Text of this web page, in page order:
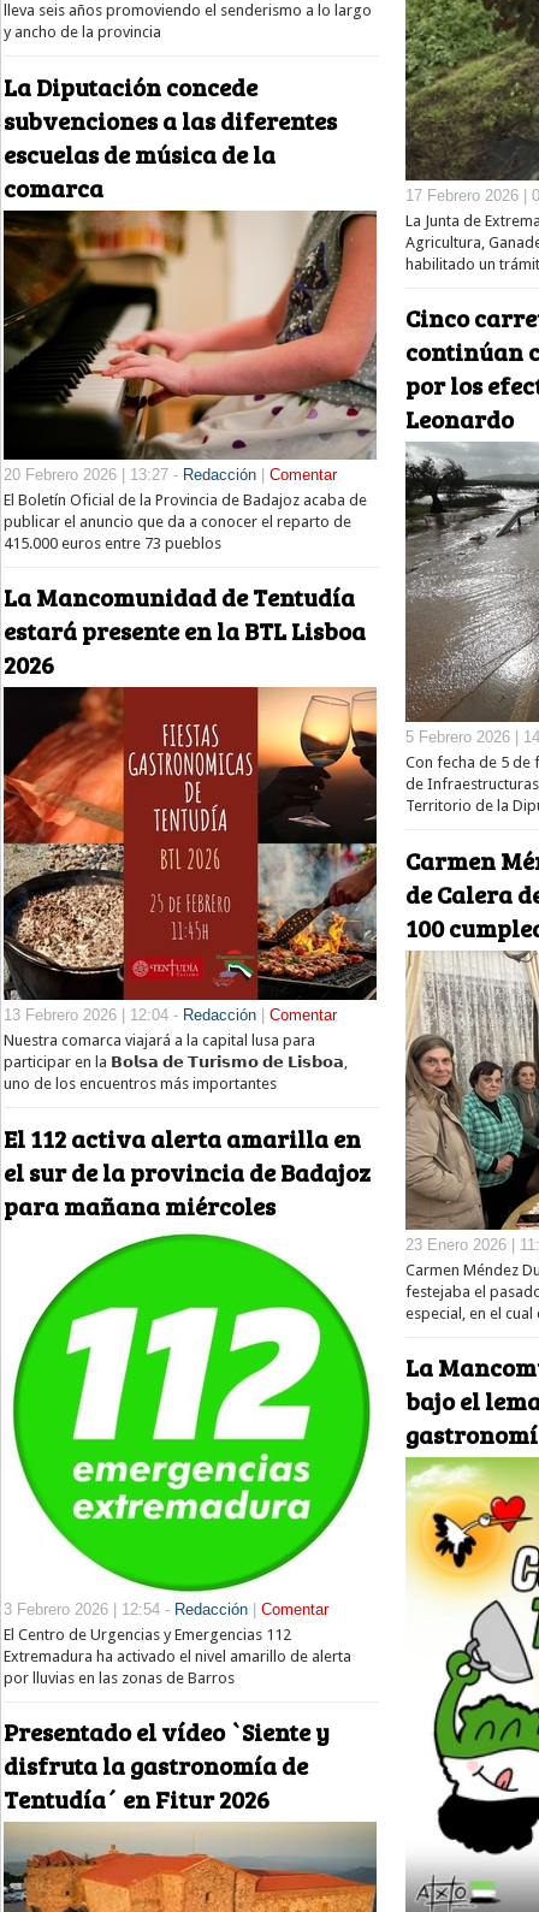
lleva seis años promoviendo el senderismo a lo largo
y ancho de la provincia
La Diputación concede
subvenciones a las diferentes
escuelas de música de la
comarca
20 Febrero 2026 | 13:27 - Redacción | Comentar
El Boletín Oficial de la Provincia de Badajoz acaba de
publicar el anuncio que da a conocer el reparto de
415.000 euros entre 73 pueblos
La Mancomunidad de Tentudía
estará presente en la BTL Lisboa
2026
13 Febrero 2026 | 12:04 - Redacción
Comentar
Nuestra comarca viajará a la capital lusa para
participar en la 𝗕𝗼𝗹𝘀𝗮 𝗱𝗲 𝗧𝘂𝗿𝗶𝘀𝗺𝗼 𝗱𝗲 𝗟𝗶𝘀𝗯𝗼𝗮,
uno de los encuentros más importantes
El 112 activa alerta amarilla en
el sur de la provincia de Badajoz
para mañana miércoles
3 Febrero 2026 | 12:54 - Redacción | Comentar
El Centro de Urgencias y Emergencias 112
Extremadura ha activado el nivel amarillo de alerta
por lluvias en las zonas de Barros
Presentado el vídeo `Siente y
disfruta la gastronomía de
Tentudía´ en Fitur 2026
17 Febrero 2026 |
La Junta de
Agricultura,
habilitado un
Cinco
continúan
por los
Leonardo
5 Febrero 2026 |
Con fecha de 5 de
de
Territorio de la
Carmen
de Calera
100
23 Enero 2026 |
Carmen Méndez
festejaba el
especial, en el
La
bajo el